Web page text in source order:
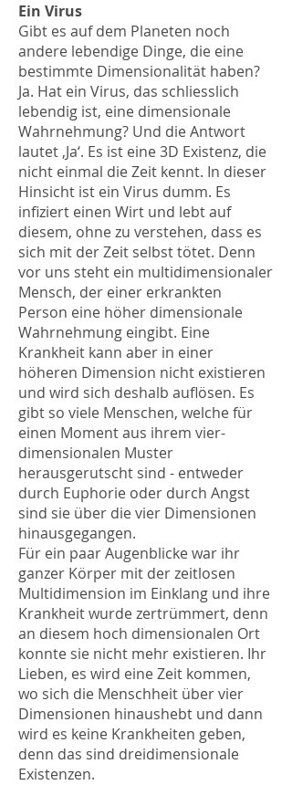
Ein Virus
Gibt es auf dem Planeten noch
andere lebendige Dinge, die eine
bestimmte Dimensionalität haben?
Ja. Hat ein Virus, das schliesslich
lebendig ist, eine dimensionale
Wahrnehmung? Und die Antwort
lautet ‚Ja‘. Es ist eine 3D Existenz, die
nicht einmal die Zeit kennt. In dieser
Hinsicht ist ein Virus dumm. Es
infiziert einen Wirt und lebt auf
diesem, ohne zu verstehen, dass es
sich mit der Zeit selbst tötet. Denn
vor uns steht ein multidimensionaler
Mensch, der einer erkrankten
Person eine höher dimensionale
Wahrnehmung eingibt. Eine
Krankheit kann aber in einer
höheren Dimension nicht existieren
und wird sich deshalb auflösen. Es
gibt so viele Menschen, welche für
einen Moment aus ihrem vier-
dimensionalen Muster
herausgerutscht sind - entweder
durch Euphorie oder durch Angst
sind sie über die vier Dimensionen
hinausgegangen.
Für ein paar Augenblicke war ihr
ganzer Körper mit der zeitlosen
Multidimension im Einklang und ihre
Krankheit wurde zertrümmert, denn
an diesem hoch dimensionalen Ort
konnte sie nicht mehr existieren. Ihr
Lieben, es wird eine Zeit kommen,
wo sich die Menschheit über vier
Dimensionen hinaushebt und dann
wird es keine Krankheiten geben,
denn das sind dreidimensionale
Existenzen.